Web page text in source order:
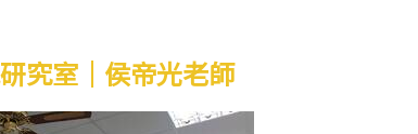
究室｜侯帝光老師